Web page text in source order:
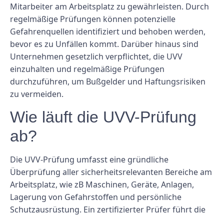
Mitarbeiter am Arbeitsplatz zu gewährleisten. Durch
regelmäßige Prüfungen können potenzielle
Gefahrenquellen identifiziert und behoben werden,
bevor es zu Unfällen kommt. Darüber hinaus sind
Unternehmen gesetzlich verpflichtet, die UVV
einzuhalten und regelmäßige Prüfungen
durchzuführen, um Bußgelder und Haftungsrisiken
zu vermeiden.
Wie läuft die UVV-Prüfung
ab?
Die UVV-Prüfung umfasst eine gründliche
Überprüfung aller sicherheitsrelevanten Bereiche am
Arbeitsplatz, wie zB Maschinen, Geräte, Anlagen,
Lagerung von Gefahrstoffen und persönliche
Schutzausrüstung. Ein zertifizierter Prüfer führt die